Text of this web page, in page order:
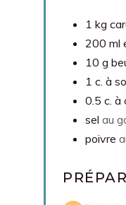
1 kg
200 ml
10 g
1 c. à
0.5 c. à
sel au
poivre